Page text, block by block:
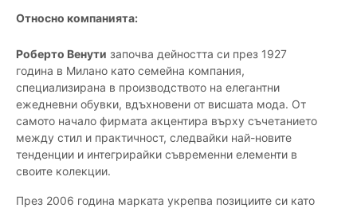
Относно компанията:
Роберто Венути започва дейността си през 1927
година в Милано като семейна компания,
специализирана в производството на елегантни
ежедневни обувки, вдъхновени от висшата мода. От
самото начало фирмата акцентира върху съчетанието
между стил и практичност, следвайки най-новите
тенденции и интегрирайки съвременни елементи в
своите колекции.
През 2006 година марката укрепва позициите си като